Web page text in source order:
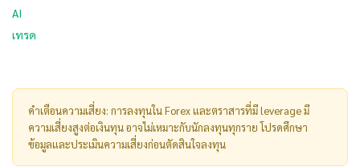
AI
เทรด
คำเตือนความเสี่ยง: การลงทุนใน Forex และตราสารที่มี leverage มี
ความเสี่ยงสูงต่อเงินทุน อาจไม่เหมาะกับนักลงทุนทุกราย โปรดศึกษา
ข้อมูลและประเมินความเสี่ยงก่อนตัดสินใจลงทุน